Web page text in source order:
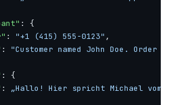
: {
: "+1 (415) 555-0123" ,
: "Customer named John Doe. Order
: {
: „Hallo! Hier spricht Michael vom